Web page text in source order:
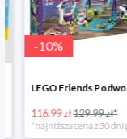
10%
116.99 zł129.99 zł*